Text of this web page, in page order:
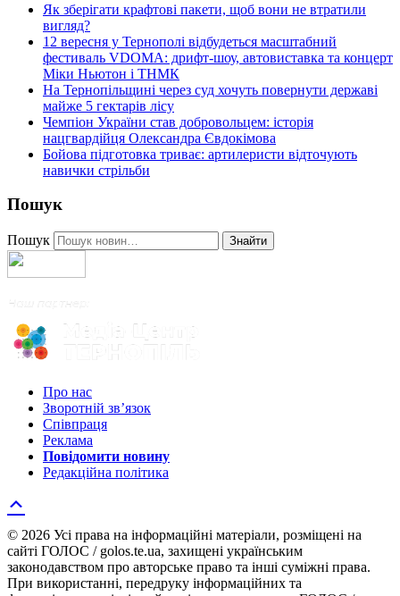
Як зберігати крафтові пакети, щоб вони не втратили
вигляд?
12 вересня у Тернополі відбудеться масштабний
фестиваль VDOMA: дрифт-шоу, автовиставка та концерт
Міки Ньютон і ТНМК
На Тернопільщині через суд хочуть повернути державі
майже 5 гектарів лісу
Чемпіон України став добровольцем: історія
нацгвардійця Олександра Євдокімова
Бойова підготовка триває: артилеристи відточують
навички стрільби
Пошук
Пошук Знайти
Про нас
Зворотній зв’язок
Співпраця
Реклама
Повідомити новину
Редакційна політика
© 2026 Усі права на інформаційні матеріали, розміщені на
сайті ГОЛОС / golos.te.ua, захищені українським
законодавством про авторське право та інші суміжні права.
При використанні, передруку інформаційних та